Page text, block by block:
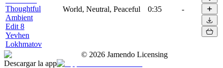
Thoughtful
Ambient
Edit 8
Yevhen
Lokhmatov
World, Neutral, Peaceful 0:35 -
© 2026 Jamendo Licensing
Descargar la app